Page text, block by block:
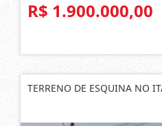
R$ 1.900.000,00
TERRENO DE ESQUINA NO